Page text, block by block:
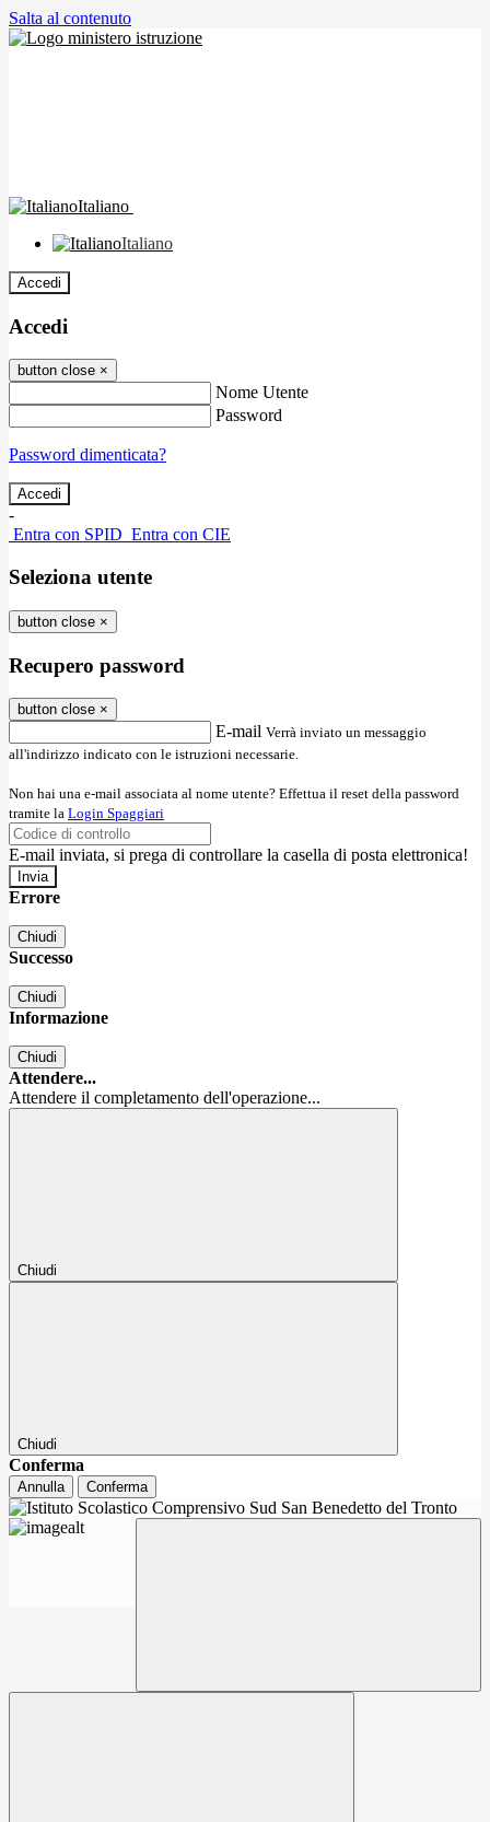
Salta al contenuto
Italiano
Italiano
Accedi
Accedi
button close ×
Nome Utente
Password
Password dimenticata?
-
Entra con SPID Entra con CIE
Seleziona utente
button close ×
Recupero password
button close ×
E-mail Verrà inviato un messaggio
all'indirizzo indicato con le istruzioni necessarie.
Non hai una e-mail associata al nome utente? Effettua il reset della password
tramite la Login Spaggiari
E-mail inviata, si prega di controllare la casella di posta elettronica!
Errore
Chiudi
Successo
Chiudi
Informazione
Chiudi
Attendere...
Attendere il completamento dell'operazione...
Chiudi
Chiudi
Conferma
Annulla Conferma